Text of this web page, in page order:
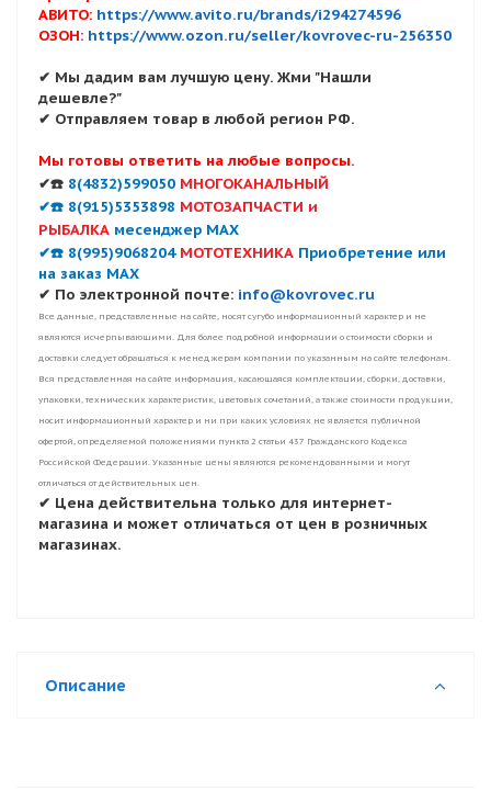
АВИТО: https://www.avito.ru/brands/i294274596
ОЗОН: https://www.ozon.ru/seller/kovrovec-ru-256350
✔ Мы дадим вам лучшую цену. Жми "Нашли
дешевле?"
✔ Отправляем товар в любой регион РФ.
Мы готовы ответить на любые вопросы.
✔☎️ 8(4832)599050 МНОГОКАНАЛЬНЫЙ
✔☎️ 8(915)5353898 МОТОЗАПЧАСТИ и
РЫБАЛКА месенджер MAX
✔☎️ 8(995)9068204 МОТОТЕХНИКА Приобретение или
на заказ MAX
✔ По электронной почте: info@kovrovec.ru
Все данные, представленные на сайте, носят сугубо информационный характер и не
являются исчерпывающими. Для более подробной информации о стоимости сборки и
доставки следует обращаться к менеджерам компании по указанным на сайте телефонам.
Вся представленная на сайте информация, касающаяся комплектации, сборки, доставки,
упаковки, технических характеристик, цветовых сочетаний, а также стоимости продукции,
носит информационный характер и ни при каких условиях не является публичной
офертой, определяемой положениями пункта 2 статьи 437 Гражданского Кодекса
Российской Федерации. Указанные цены являются рекомендованными и могут
отличаться от действительных цен.
✔ Цена действительна только для интернет-
магазина и может отличаться от цен в розничных
магазинах.
Описание